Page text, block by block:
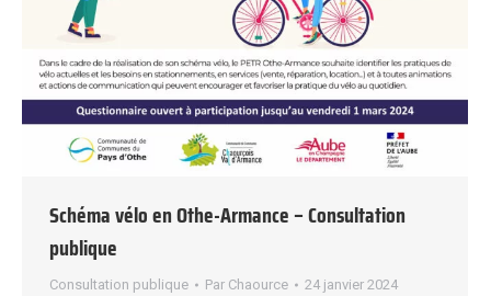
Schéma vélo en Othe-Armance – Consultation
publique
Consultation publique Par Chaource 24 janvier 2024